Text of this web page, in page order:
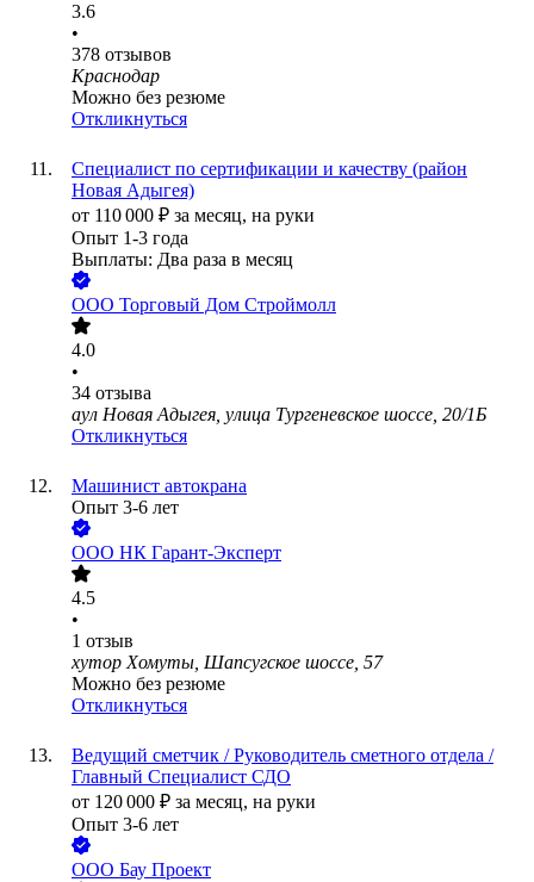
3.6
•
378 отзывов
Краснодар
Можно без резюме
Откликнуться
Специалист по сертификации и качеству (район
Новая Адыгея)
от 110 000 ₽ за месяц, на руки
Опыт 1-3 года
Выплаты: Два раза в месяц
ООО Торговый Дом Строймолл
4.0
•
34 отзыва
аул Новая Адыгея, улица Тургеневское шоссе, 20/1Б
Откликнуться
Машинист автокрана
Опыт 3-6 лет
ООО НК Гарант-Эксперт
4.5
•
1 отзыв
хутор Хомуты, Шапсугское шоссе, 57
Можно без резюме
Откликнуться
Ведущий сметчик / Руководитель сметного отдела /
Главный Специалист СДО
от 120 000 ₽ за месяц, на руки
Опыт 3-6 лет
ООО Бау Проект